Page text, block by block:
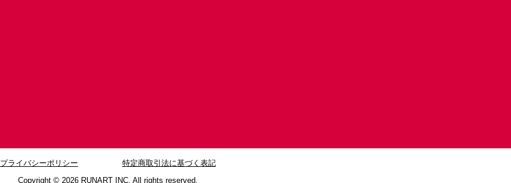
プライバシーポリシー
特定商取引法に基づく表記
Copyright © 2026 RUNART INC. All rights reserved.